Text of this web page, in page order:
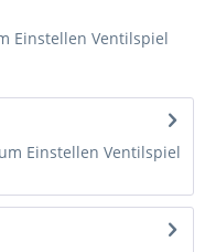
Einstellen Ventilspiel
Einstellen Ventilspiel